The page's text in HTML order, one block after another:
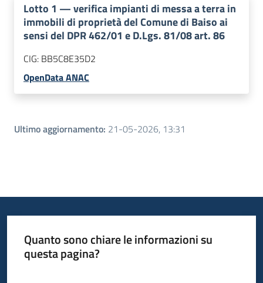
Lotto 1 —verifica impianti di messa a terra in
immobili di proprietà del Comune di Baiso ai
sensi del DPR 462/01 e D.Lgs. 81/08 art. 86
CIG: BB5C8E35D2
OpenData ANAC
Ultimo aggiornamento: 21-05-2026, 13:31
Quanto sono chiare le informazioni su
questa pagina?